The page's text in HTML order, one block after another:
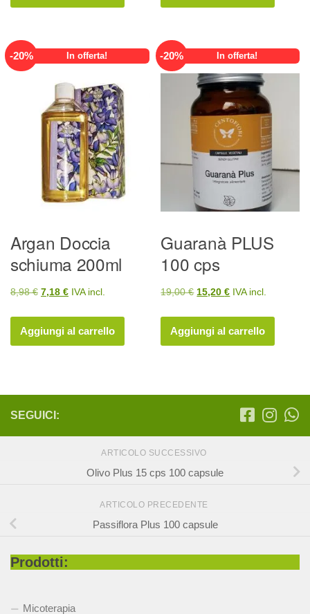
era:
è:
era:
è:
-20% In offerta!
Argan Doccia
schiuma 200ml
8,98€ Il
originale
era:
7,18 €Il
attuale
è:
IVA incl.
Aggiungi al carrello
-20% In offerta!
Guaranà PLUS
100 cps
19,00€ Il
originale
era:
15,20€Il
attuale
è:
IVA incl.
Aggiungi al carrello
SEGUICI:
ARTICOLO SUCCESSIVO
Olivo Plus 15 cps 100 capsule
ARTICOLO PRECEDENTE
Passiflora Plus 100 capsule
Prodotti:
Micoterapia